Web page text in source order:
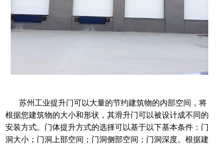
苏州工业提升门可以大量的节约建筑物的内部空间，将
根据您建筑物的大小和形状，其滑升门可以被设计成不同的
安装方式。门体提升方式的选择可以基于以下基本条件：门
洞大小；门洞上部空间；门洞侧部空间；门洞深度。根据建